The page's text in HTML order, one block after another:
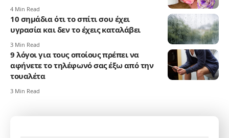
4 Min Read
10 σημάδια ότι το σπίτι σου έχει
υγρασία και δεν το έχεις καταλάβει
3 Min Read
9 λόγοι για τους οποίους πρέπει να
αφήνετε το τηλέφωνό σας έξω από την
τουαλέτα
3 Min Read